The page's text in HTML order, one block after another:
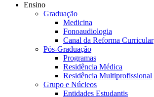
Ensino
Graduação
Medicina
Fonoaudiologia
Canal da Reforma Curricular
Pós-Graduação
Programas
Residência Médica
Residência Multiprofissional
Grupo e Núcleos
Entidades Estudantis